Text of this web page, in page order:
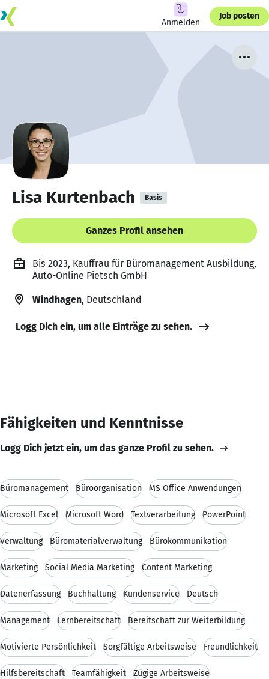
Anmelden
Job posten
Lisa Kurtenbach Basis
Ganzes Profil ansehen
Bis 2023, Kauffrau für Büromanagement Ausbildung,
Auto-Online Pietsch GmbH
Windhagen, Deutschland
Logg Dich ein, um alle Einträge zu sehen.
Fähigkeiten und Kenntnisse
Logg Dich jetzt ein, um das ganze Profil zu sehen.
Büromanagement Büroorganisation MS Office Anwendungen
Microsoft Excel Microsoft Word Textverarbeitung PowerPoint
Verwaltung Büromaterialverwaltung Bürokommunikation
Marketing Social Media Marketing Content Marketing
Datenerfassung Buchhaltung Kundenservice Deutsch
Management Lernbereitschaft Bereitschaft zur Weiterbildung
Motivierte Persönlichkeit Sorgfältige Arbeitsweise Freundlichkeit
Hilfsbereitschaft Teamfähigkeit Zügige Arbeitsweise